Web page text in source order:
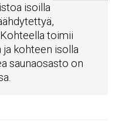
isoilla
toimii
kohteen isolla
saunaosasto on